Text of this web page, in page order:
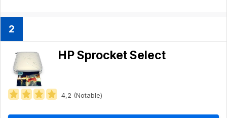
2
HP Sprocket Select
4,2 (Notable)